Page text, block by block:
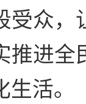
受众，
推进全
活。